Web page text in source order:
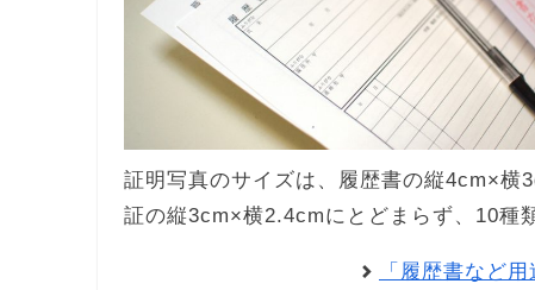
証明写真のサイズは、履歴書の縦4cm×
証の縦3cm×横2.4cmにとどまらず、10種
「履歴書など